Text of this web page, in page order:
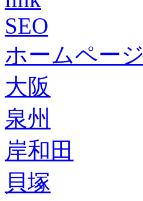
SEO
ホームページ
大阪
泉州
岸和田
貝塚